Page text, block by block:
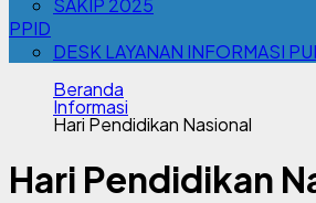
SAKIP 2025
PPID
DESK LAYANAN INFORMASI
Beranda
Informasi
Hari Pendidikan Nasional
Hari Pendidikan